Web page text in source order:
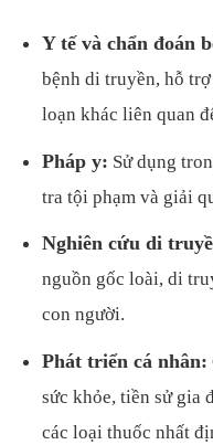
Y tế và chẩn đoán
bệnh di truyền, hỗ
loạn khác liên quan
Pháp y: Sử dụng
tra tội phạm và giải
Nghiên cứu di
nguồn gốc loài, di
con người.
Phát triển cá nhân:
sức khỏe, tiền sử gia
các loại thuốc nhất